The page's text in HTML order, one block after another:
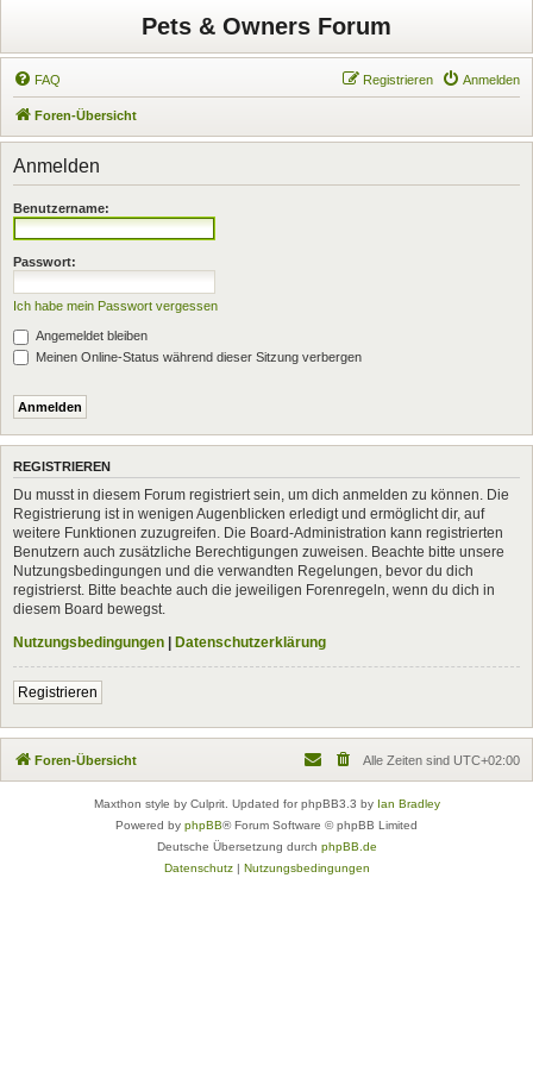
Pets & Owners Forum
FAQ Anmelden
Registrieren
Foren-Übersicht
Anmelden
Benutzername:
Passwort:
Ich habe mein Passwort vergessen
Angemeldet bleiben
Meinen Online-Status während dieser Sitzung verbergen
REGISTRIEREN
Du musst in diesem Forum registriert sein, um dich anmelden zu können. Die
Registrierung ist in wenigen Augenblicken erledigt und ermöglicht dir, auf
weitere Funktionen zuzugreifen. Die Board-Administration kann registrierten
Benutzern auch zusätzliche Berechtigungen zuweisen. Beachte bitte unsere
Nutzungsbedingungen und die verwandten Regelungen, bevor du dich
registrierst. Bitte beachte auch die jeweiligen Forenregeln, wenn du dich in
diesem Board bewegst.
Nutzungsbedingungen | Datenschutzerklärung
Registrieren
Foren-Übersicht Alle Zeiten sind UTC+02:00
Maxthon style by Culprit. Updated for phpBB3.3 by Ian Bradley
Powered by phpBB® Forum Software © phpBB Limited
Deutsche Übersetzung durch phpBB.de
Datenschutz| Nutzungsbedingungen